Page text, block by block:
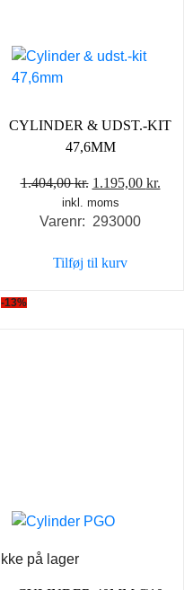
CYLINDER & UDST.-KIT
47,6MM
1.404,00kr. Den
oprindelige
pris
1.404,00 kr..
1.195,00 kr.
inkl. moms
Varenr: 293000
Tilføj til kurv
-13%
Ikke på lager